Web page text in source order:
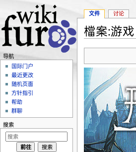
檔案:游
文件 讨论
导航
国际门户
最近更改
随机页面
方针指引
帮助
群聊
搜索